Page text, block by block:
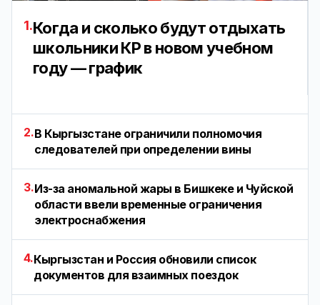
1.Когда и сколько будут отдыхать
школьники КР в новом учебном
году — график
2.В Кыргызстане ограничили полномочия
следователей при определении вины
3.Из-за аномальной жары в Бишкеке и Чуйской
области ввели временные ограничения
электроснабжения
4.Кыргызстан и Россия обновили список
документов для взаимных поездок